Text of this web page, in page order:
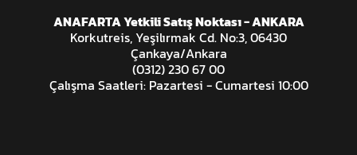
ANAFARTA Yetkili Satış Noktası - ANKARA
Korkutreis, Yeşilırmak Cd. No:3, 06430
Çankaya/Ankara
(0312) 230 67 00
Çalışma Saatleri: Pazartesi - Cumartesi 10:00